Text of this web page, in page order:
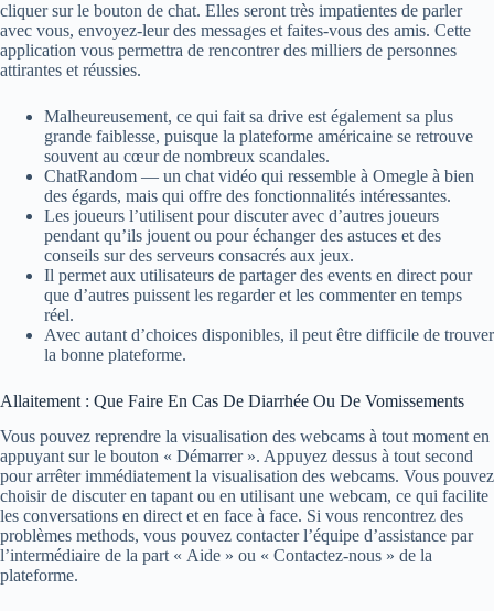
cliquer sur le bouton de chat. Elles seront très impatientes de parler
avec vous, envoyez-leur des messages et faites-vous des amis. Cette
application vous permettra de rencontrer des milliers de personnes
attirantes et réussies.
Malheureusement, ce qui fait sa drive est également sa plus
grande faiblesse, puisque la plateforme américaine se retrouve
souvent au cœur de nombreux scandales.
ChatRandom — un chat vidéo qui ressemble à Omegle à bien
des égards, mais qui offre des fonctionnalités intéressantes.
Les joueurs l’utilisent pour discuter avec d’autres joueurs
pendant qu’ils jouent ou pour échanger des astuces et des
conseils sur des serveurs consacrés aux jeux.
Il permet aux utilisateurs de partager des events en direct pour
que d’autres puissent les regarder et les commenter en temps
réel.
Avec autant d’choices disponibles, il peut être difficile de trouver
la bonne plateforme.
Allaitement : Que Faire En Cas De Diarrhée Ou De Vomissements
Vous pouvez reprendre la visualisation des webcams à tout moment en
appuyant sur le bouton « Démarrer ». Appuyez dessus à tout second
pour arrêter immédiatement la visualisation des webcams. Vous pouvez
choisir de discuter en tapant ou en utilisant une webcam, ce qui facilite
les conversations en direct et en face à face. Si vous rencontrez des
problèmes methods, vous pouvez contacter l’équipe d’assistance par
l’intermédiaire de la part « Aide » ou « Contactez-nous » de la
plateforme.